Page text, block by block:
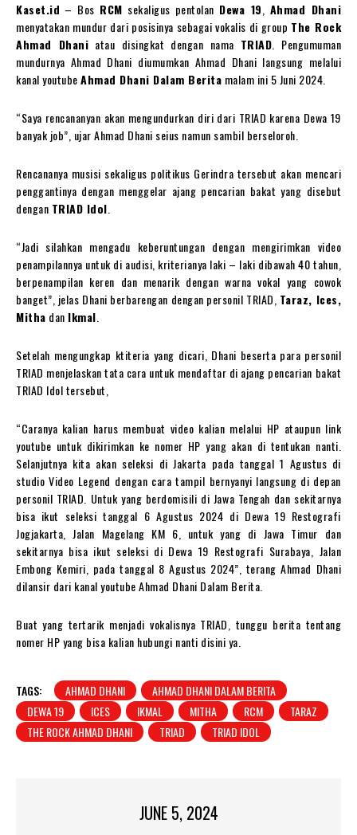
Kaset.id – Bos RCM sekaligus pentolan Dewa 19, Ahmad Dhani
menyatakan mundur dari posisinya sebagai vokalis di group The Rock
Ahmad Dhani atau disingkat dengan nama TRIAD. Pengumuman
mundurnya Ahmad Dhani diumumkan Ahmad Dhani langsung melalui
kanal youtubeAhmad Dhani Dalam Berita malam ini 5 Juni 2024.
“Saya rencananyan akan mengundurkan diri dari TRIAD karena Dewa 19
banyak job”, ujar Ahmad Dhani seius namun sambil berseloroh.
Rencananya musisi sekaligus politikus Gerindra tersebut akan mencari
penggantinya dengan menggelar ajang pencarian bakat yang disebut
dengan TRIAD Idol.
“Jadi silahkan mengadu keberuntungan dengan mengirimkan video
penampilannya untuk di audisi, kriterianya laki – laki dibawah 40 tahun,
berpenampilan keren dan menarik dengan warna vokal yang cowok
banget”, jelas Dhani berbarengan dengan personil TRIAD, Taraz, Ices,
Mitha dan Ikmal.
Setelah mengungkap ktiteria yang dicari, Dhani beserta para personil
TRIAD menjelaskan tata cara untuk mendaftar di ajang pencarian bakat
TRIAD Idol tersebut,
“Caranya kalian harus membuat video kalian melalui HP ataupun link
youtube untuk dikirimkan ke nomer HP yang akan di tentukan nanti.
Selanjutnya kita akan seleksi di Jakarta pada tanggal 1 Agustus di
studio Video Legend dengan cara tampil bernyanyi langsung di depan
personil TRIAD. Untuk yang berdomisili di Jawa Tengah dan sekitarnya
bisa ikut seleksi tanggal 6 Agustus 2024 di Dewa 19 Restografi
Jogjakarta, Jalan Magelang KM 6, untuk yang di Jawa Timur dan
sekitarnya bisa ikut seleksi di Dewa 19 Restografi Surabaya, Jalan
Embong Kemiri, pada tanggal 8 Agustus 2024”, terang Ahmad Dhani
dilansir dari kanal youtube Ahmad Dhani Dalam Berita.
Buat yang tertarik menjadi vokalisnya TRIAD, tunggu berita tentang
nomer HP yang bisa kalian hubungi nanti disini ya.
TAGS: AHMAD DHANI
AHMAD DHANI DALAM BERITA
DEWA 19
ICES IKMAL MITHA RCM
TARAZ
THE ROCK AHMAD DHANI
TRIAD TRIAD IDOL
JUNE 5, 2024